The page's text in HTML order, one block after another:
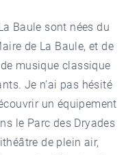
Baule sont nées du
de La Baule, et de
musique classique
Je n'ai pas hésité
un équipement
le Parc des Dryades
de plein air,